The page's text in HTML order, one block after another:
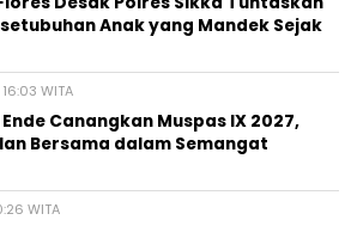
Anak yang Mandek Sejak
WITA
Canangkan Muspas IX 2027,
Bersama dalam Semangat
WITA